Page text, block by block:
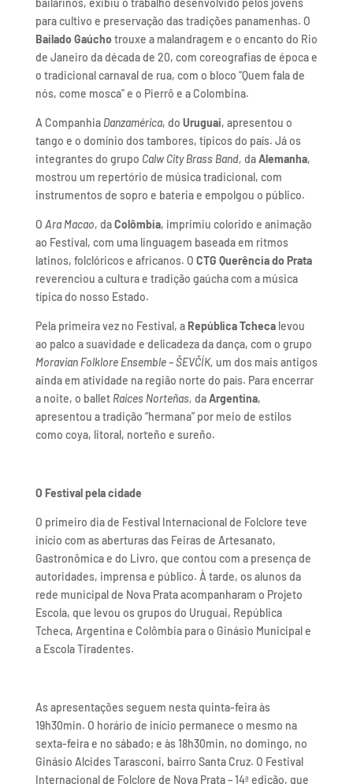
bailarinos, exibiu o trabalho desenvolvido pelos jovens
para cultivo e preservação das tradições panamenhas. O
Bailado Gaúchotrouxe a malandragem e o encanto do Rio
de Janeiro da década de 20, com coreografias de época e
o tradicional carnaval de rua, com o bloco “Quem fala de
nós, come mosca” e o Pierrô e a Colombina.
A Companhia Danzamérica, do Uruguai, apresentou o
tango e o domínio dos tambores, típicos do país. Já os
integrantes do grupo Calw City Brass Band, daAlemanha,
mostrou um repertório de música tradicional, com
instrumentos de sopro e bateria e empolgou o público.
O Ara Macao, daColômbia, imprimiu colorido e animação
ao Festival, com uma linguagem baseada em ritmos
latinos, folclóricos e africanos. O CTG Querência do Prata
reverenciou a cultura e tradição gaúcha com a música
típica do nosso Estado.
Pela primeira vez no Festival, a República Tchecalevou
ao palco a suavidade e delicadeza da dança, com o grupo
Moravian Folklore Ensemble – ŠEVČÍK, um dos mais antigos
ainda em atividade na região norte do país. Para encerrar
a noite, o ballet Raices Norteñas, daArgentina,
apresentou a tradição “hermana” por meio de estilos
como coya, litoral, norteño e sureño.
O Festival pela cidade
O primeiro dia de Festival Internacional de Folclore teve
início com as aberturas das Feiras de Artesanato,
Gastronômica e do Livro, que contou com a presença de
autoridades, imprensa e público. À tarde, os alunos da
rede municipal de Nova Prata acompanharam o Projeto
Escola, que levou os grupos do Uruguai, República
Tcheca, Argentina e Colômbia para o Ginásio Municipal e
a Escola Tiradentes.
As apresentações seguem nesta quinta-feira às
19h30min. O horário de início permanece o mesmo na
sexta-feira e no sábado; e às 18h30min, no domingo, no
Ginásio Alcides Tarasconi, bairro Santa Cruz. O Festival
Internacional de Folclore de Nova Prata – 14ª edição, que